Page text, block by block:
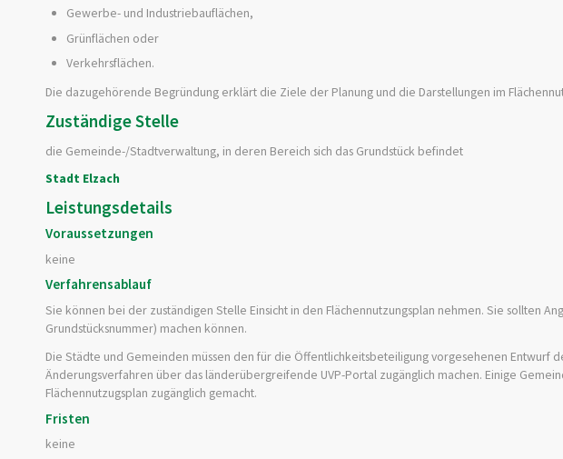
Gewerbe- und Industriebauflächen,
Grünflächen oder
Verkehrsflächen.
Die dazugehörende Begründung erklärt die Ziele der Planung und die Darstellungen im
Zuständige Stelle
die Gemeinde-/Stadtverwaltung, in deren Bereich sich das Grundstück befindet
Stadt Elzach
Leistungsdetails
Voraussetzungen
keine
Verfahrensablauf
Sie können bei der zuständigen Stelle Einsicht in den Flächennutzungsplan nehmen. Sie sollten
Grundstücksnummer) machen können.
Die Städte und Gemeinden müssen den für die Öffentlichkeitsbeteiligung vorgesehenen Entwurf
Änderungsverfahren über das länderübergreifende UVP-Portal zugänglich machen. Einige
Flächennutzugsplan zugänglich gemacht.
Fristen
keine